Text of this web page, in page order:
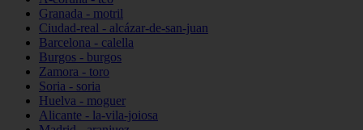
Granada - motril
Ciudad-real - alcázar-de-san-juan
Barcelona - calella
Burgos - burgos
Zamora - toro
Soria - soria
Huelva - moguer
Alicante - la-vila-joiosa